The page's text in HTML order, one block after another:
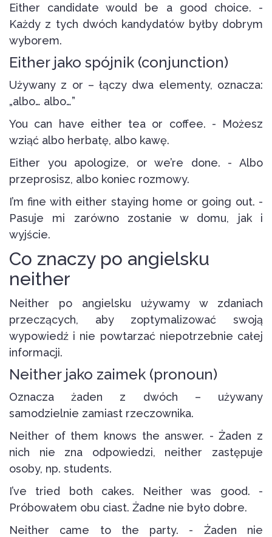
Either candidate would be a good choice. -
Każdy z tych dwóch kandydatów byłby dobrym
wyborem.
Either jako spójnik (conjunction)
Używany z or – łączy dwa elementy, oznacza:
„albo… albo…”
You can have either tea or coffee. - Możesz
wziąć albo herbatę, albo kawę.
Either you apologize, or we’re done. - Albo
przeprosisz, albo koniec rozmowy.
I’m fine with either staying home or going out. -
Pasuje mi zarówno zostanie w domu, jak i
wyjście.
Co znaczy po angielsku
neither
Neither po angielsku używamy w zdaniach
przeczących, aby zoptymalizować swoją
wypowiedź i nie powtarzać niepotrzebnie całej
informacji.
Neither jako zaimek (pronoun)
Oznacza żaden z dwóch – używany
samodzielnie zamiast rzeczownika.
Neither of them knows the answer. - Żaden z
nich nie zna odpowiedzi, neither zastępuje
osoby, np. students.
I’ve tried both cakes. Neither was good. -
Próbowałem obu ciast. Żadne nie było dobre.
Neither came to the party. - Żaden nie